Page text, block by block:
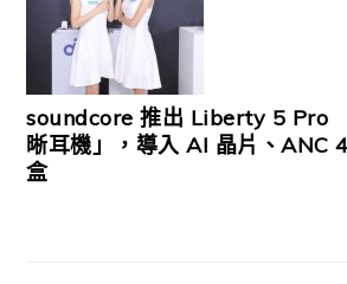
soundcore 推出 Liberty 5 Pro
晰耳機」，導入 AI 晶片、ANC
盒